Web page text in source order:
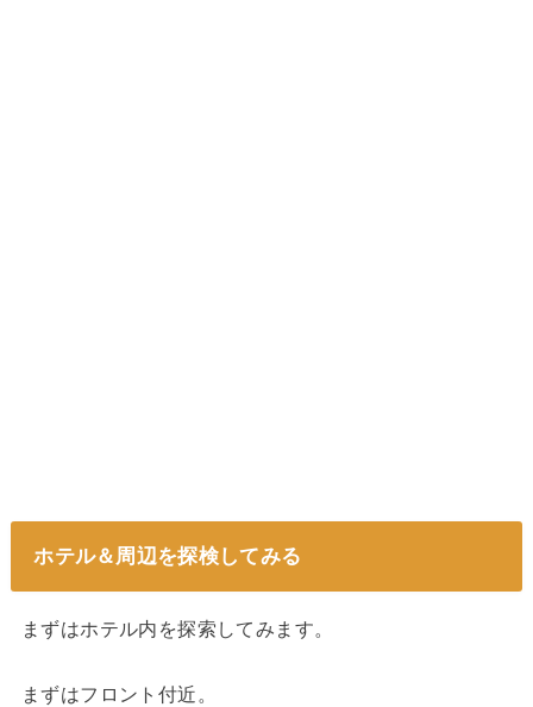
ホテル＆周辺を探検してみる
まずはホテル内を探索してみます。
まずはフロント付近。